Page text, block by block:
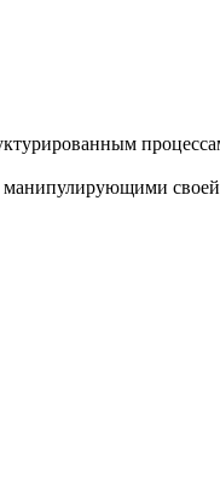
манипулирующими